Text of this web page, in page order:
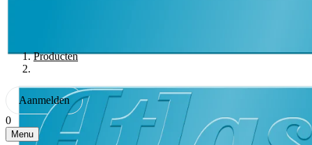
Producten
Aanmelden
0
Menu